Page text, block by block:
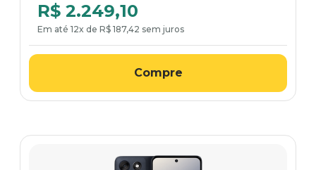
R$ 2.249,10
Em até 12x de R$ 187,42 sem juros
Compre